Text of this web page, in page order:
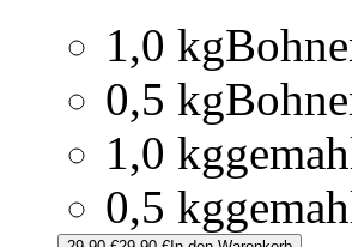
1,0 kg
0,5 kg
1,0 kg
0,5 kg